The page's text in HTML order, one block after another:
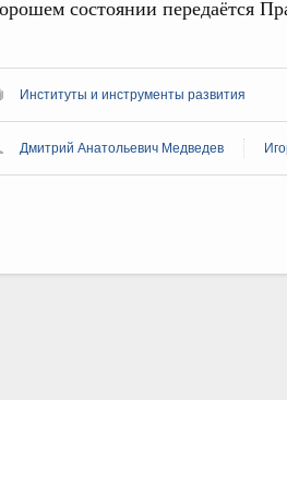
состоянии передаётся
Институты и инструменты развития
Дмитрий Анатольевич Медведев